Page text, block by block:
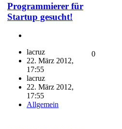
Programmierer für
Startup gesucht!
lacruz
22. März 2012,
17:55
lacruz
22. März 2012,
17:55
Allgemein
0